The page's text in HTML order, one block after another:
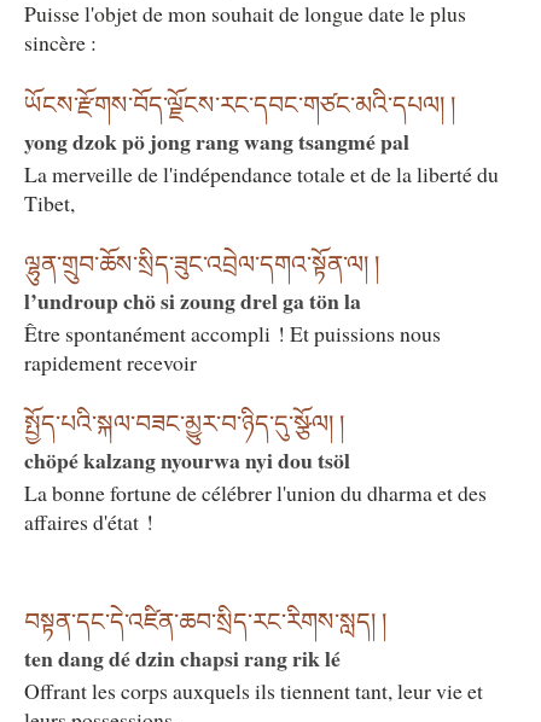
Puisse l'objet de mon souhait de longue date le plus
sincère :
ཡོངས་རྫོགས་བོད་ལྗོངས་རང་དབང་གཙང་མའི་དཔལ། །
yong dzok pö jong rang wang tsangmé pal
La merveille de l'indépendance totale et de la liberté du
Tibet,
ལྷུན་གྲུབ་ཆོས་སྲིད་ཟུང་འབྲེལ་དགའ་སྟོན་ལ། །
l’undroup chö si zoung drel ga tön la
Être spontanément accompli ! Et puissions nous
rapidement recevoir
སྤྱོད་པའི་སྐལ་བཟང་མྱུར་བ་ཉིད་དུ་སྩོལ། །
chöpé kalzang nyourwa nyi dou tsöl
La bonne fortune de célébrer l'union du dharma et des
affaires d'état !
བསྟན་དང་དེ་འཛིན་ཆབ་སྲིད་རང་རིགས་སླད། །
ten dang dé dzin chapsi rang rik lé
Offrant les corps auxquels ils tiennent tant, leur vie et